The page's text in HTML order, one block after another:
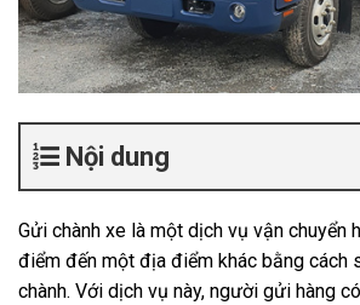
Nội dung
Gửi chành xe là một dịch vụ vận chuyển
điểm đến một địa điểm khác bằng cách
chành. Với dịch vụ này, người gửi hàng